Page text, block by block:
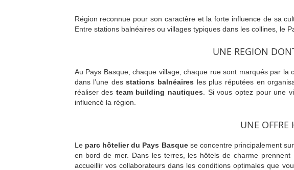
Région reconnue pour son caractère et la forte influence de sa
Entre stations balnéaires ou villages typiques dans les collines, le
UNE REGION
Au Pays Basque, chaque village, chaque rue sont marqués par
dans l’une desstations balnéaires les plus réputées en
réaliser des team building nautiques . Si vous optez pour une
influencé la région.
UNE OFFRE
Le parc hôtelier du Pays Basquese concentre principalement
en bord de mer. Dans les terres, les hôtels de charme
accueillir vos collaborateurs dans les conditions optimales que